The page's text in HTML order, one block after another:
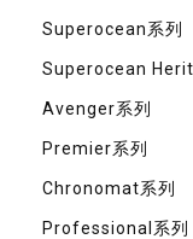
Superocean系列
Superocean
Avenger系列
Premier系列
Chronomat系列
Professional系列